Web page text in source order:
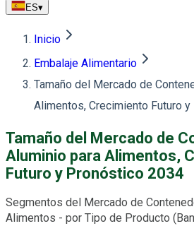
ES▾
Inicio
Embalaje Alimentario
Tamaño del Mercado de
Alimentos, Crecimiento Futuro
Tamaño del Mercado de
Aluminio para Alimentos,
Futuro y Pronóstico 2034
Segmentos del Mercado de
Alimentos - por Tipo de Producto